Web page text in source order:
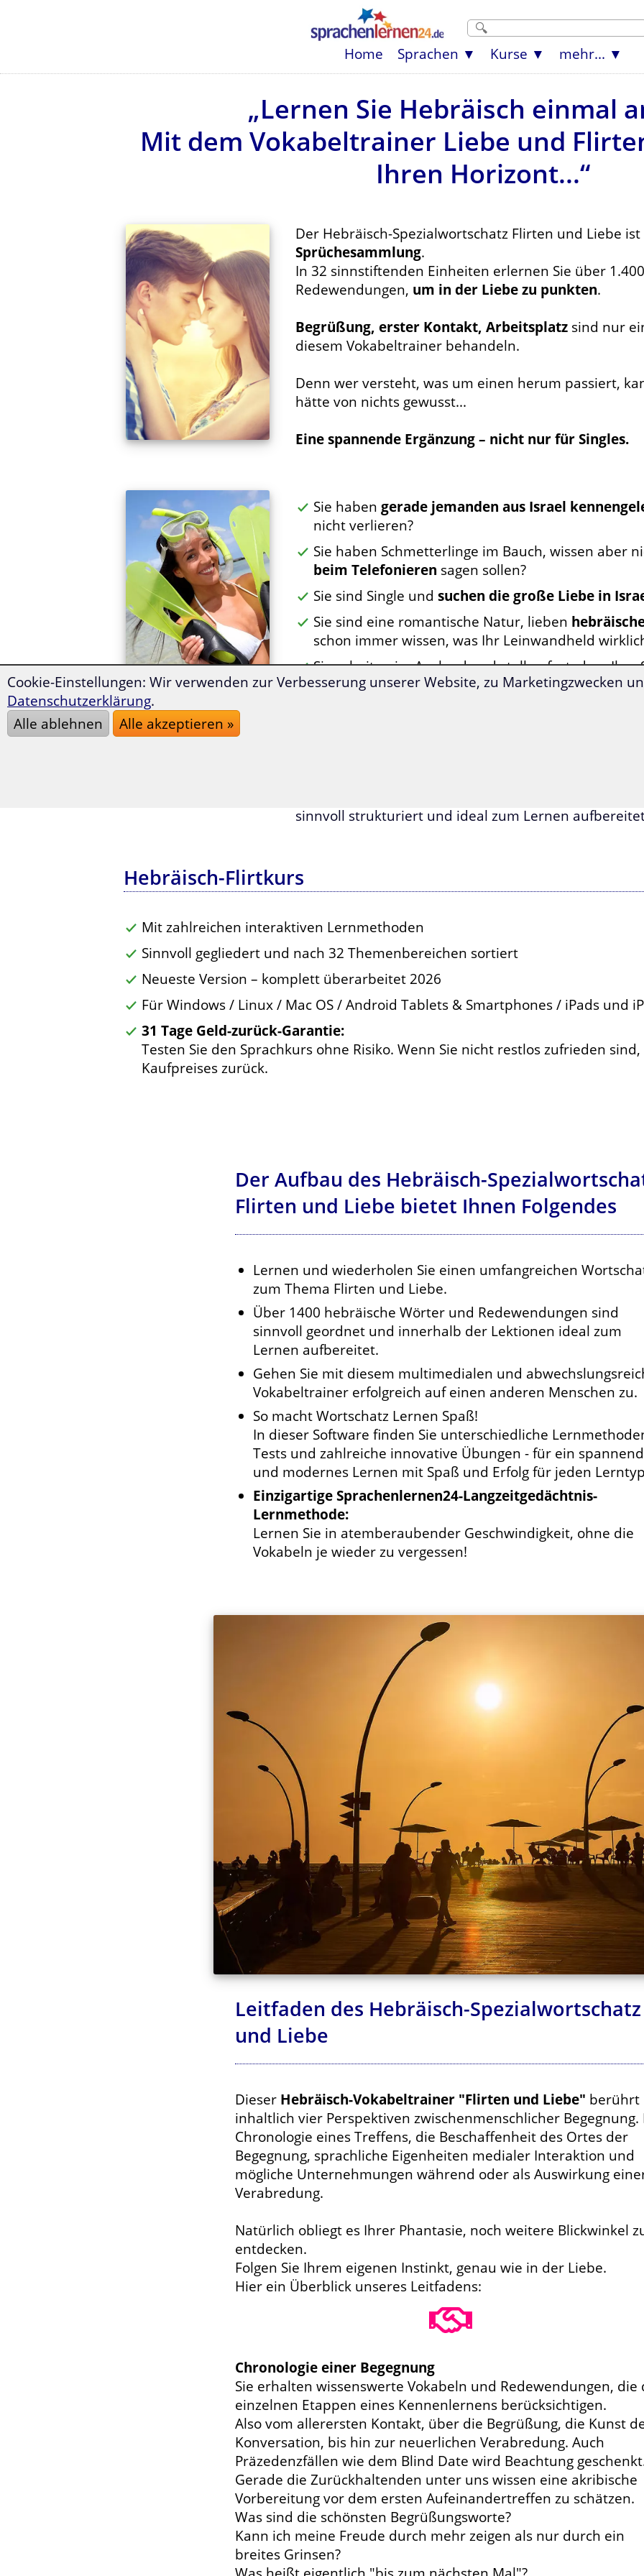
Home Sprachen Kurse mehr...
„Lernen Sie Hebräisch einmal
Mit dem Vokabeltrainer Liebe und
Ihren Horizont...“
Der Hebräisch-Spezialwortschatz Flirten und Liebe ist
Sprüchesammlung.
In 32 sinnstiftenden Einheiten erlernen Sie über
Redewendungen, um in der Liebe zu punkten.
Begrüßung, erster Kontakt, Arbeitsplatz sind nur
diesem Vokabeltrainer behandeln.
Denn wer versteht, was um einen herum passiert,
hätte von nichts gewusst...
Eine spannende Ergänzung – nicht nur für Singles.
Sie haben gerade jemanden aus Israel
nicht verlieren?
Sie haben Schmetterlinge im Bauch, wissen aber
beim Telefonieren sagen sollen?
Sie sind Single und suchen die große Liebe in
Sie sind eine romantische Natur, lieben
schon immer wissen, was Ihr Leinwandheld
Sie arbeiten im Ausland und stellen fest, dass
Powerpoint-Präsentation reichen, Sie aber unfähig
sinnvoll strukturiert und ideal zum Lernen
Hebräisch-Flirtkurs
Mit zahlreichen interaktiven Lernmethoden
Sinnvoll gegliedert und nach 32 Themenbereichen sortiert
Neueste Version – komplett überarbeitet 2026
Für Windows / Linux / Mac OS / Android Tablets & Smartphones / iPads und
31 Tage Geld-zurück-Garantie:
Testen Sie den Sprachkurs ohne Risiko. Wenn Sie nicht restlos zufrieden
Kaufpreises zurück.
Der Aufbau des Hebräisch-
Flirten und Liebe bietet Ihnen Folgendes
Lernen und wiederholen Sie einen umfangreichen
zum Thema Flirten und Liebe.
Über 1400 hebräische Wörter und Redewendungen sind
sinnvoll geordnet und innerhalb der Lektionen ideal zum
Lernen aufbereitet.
Gehen Sie mit diesem multimedialen und
Vokabeltrainer erfolgreich auf einen anderen Menschen zu.
So macht Wortschatz Lernen Spaß!
In dieser Software finden Sie unterschiedliche
Tests und zahlreiche innovative Übungen - für ein
und modernes Lernen mit Spaß und Erfolg für jeden
Einzigartige Sprachenlernen24-Langzeitgedächtnis-
Lernmethode:
Lernen Sie in atemberaubender Geschwindigkeit, ohne die
Vokabeln je wieder zu vergessen!
Leitfaden des Hebräisch-
und Liebe
Dieser Hebräisch-Vokabeltrainer "Flirten und Liebe" berührt
inhaltlich vier Perspektiven zwischenmenschlicher Begegnung.
Chronologie eines Treffens, die Beschaffenheit des Ortes der
Begegnung, sprachliche Eigenheiten medialer Interaktion und
mögliche Unternehmungen während oder als Auswirkung
Verabredung.
Natürlich obliegt es Ihrer Phantasie, noch weitere Blickwinkel
entdecken.
Folgen Sie Ihrem eigenen Instinkt, genau wie in der Liebe.
Hier ein Überblick unseres Leitfadens:
Chronologie einer Begegnung
Sie erhalten wissenswerte Vokabeln und Redewendungen, die
einzelnen Etappen eines Kennenlernens berücksichtigen.
Also vom allerersten Kontakt, über die Begrüßung, die Kunst
Konversation, bis hin zur neuerlichen Verabredung. Auch
Präzedenzfällen wie dem Blind Date wird Beachtung
Gerade die Zurückhaltenden unter uns wissen eine akribische
Vorbereitung vor dem ersten Aufeinandertreffen zu schätzen.
Was sind die schönsten Begrüßungsworte?
Kann ich meine Freude durch mehr zeigen als nur durch ein
breites Grinsen?
Cookie-Einstellungen: Wir verwenden zur Verbesserung unserer Website, zu Marketingzwecken
Datenschutzerklärung.
Alle ablehnen
Alle akzeptieren »